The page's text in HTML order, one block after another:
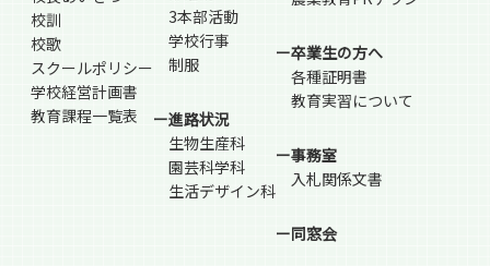
校訓
校歌
スクールポリシー
学校経営計画書
教育課程一覧表
3本部活動
学校行事
制服
ー進路状況
生物生産科
園芸科学科
生活デザイン科
ー卒業生の方へ
各種証明書
教育実習について
ー事務室
入札関係文書
ー同窓会